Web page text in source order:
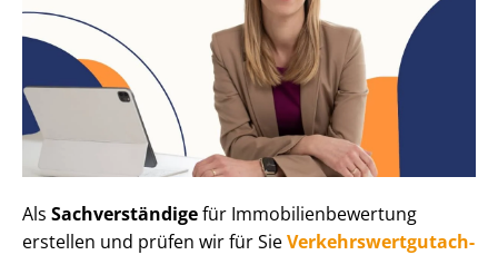
Als Sachverständigefür Im­mo­bi­li­en­be­wer­tung
erstellen und prüfen wir für SieVer­kehrs­wert­gut­ach­